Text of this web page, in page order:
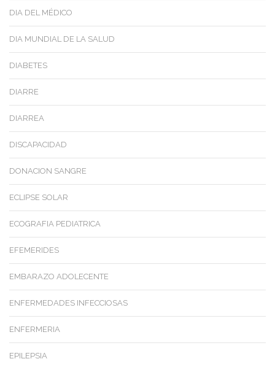
DIA DEL MÉDICO
DIA MUNDIAL DE LA SALUD
DIABETES
DIARRE
DIARREA
DISCAPACIDAD
DONACION SANGRE
ECLIPSE SOLAR
ECOGRAFIA PEDIATRICA
EFEMERIDES
EMBARAZO ADOLECENTE
ENFERMEDADES INFECCIOSAS
ENFERMERIA
EPILEPSIA